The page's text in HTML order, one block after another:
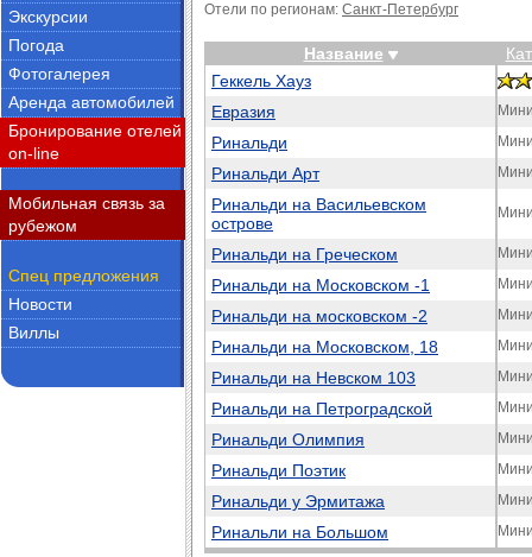
Отели по регионам: Санкт-Петербург
Название
Геккель Хауз
Евразия
Ринальди
Ринальди Арт
Ринальди на Васильевском
острове
Ринальди на Греческом
Ринальди на Московском -1
Ринальди на московском -2
Ринальди на Московском, 18
Ринальди на Невском 103
Ринальди на Петроградской
Ринальди Олимпия
Ринальди Поэтик
Ринальди у Эрмитажа
Ринальли на Большом
Экскурсии
Погода
Фотогалерея
Аренда автомобилей
Бронирование отелей
on-line
Мобильная связь за
рубежом
Спец предложения
Новости
Виллы